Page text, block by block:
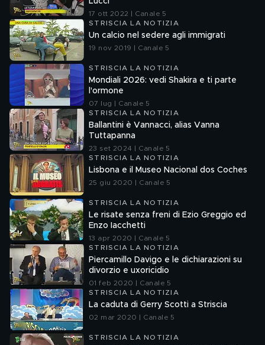
17 ott 2022 | Canale 5
STRISCIA LA NOTIZIA
Un calcio nel sedere agli immigrati
19 nov 2019 | Canale 5
STRISCIA LA NOTIZIA
Mondiali 2026: vedi Shakira e ti parte
l'ormone
07 lug | Canale 5
STRISCIA LA NOTIZIA
Ballantini è Vannacci, alias Vanna
Tuttapanna
23 set 2024 | Canale 5
STRISCIA LA NOTIZIA
Lisbona e il Museo Nacional dos Coches
25 giu 2020 | Canale 5
STRISCIA LA NOTIZIA
Le risate senza freni di Ezio Greggio ed
Enzo Iacchetti
13 apr 2020 | Canale 5
STRISCIA LA NOTIZIA
Piercamillo Davigo e le dichiarazioni su
divorzio e uxoricidio
01 feb 2020 | Canale 5
STRISCIA LA NOTIZIA
La caduta di Gerry Scotti a Striscia
02 mar 2020 | Canale 5
STRISCIA LA NOTIZIA